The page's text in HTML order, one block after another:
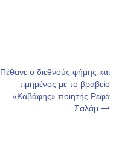
Πέθανε ο διεθνούς φήμης και
τιμημένος με το βραβείο
«Καβάφης» ποιητής Ρεφά
Σαλάμ